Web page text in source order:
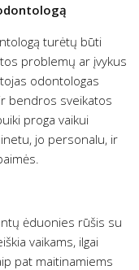
turėtų būti
problemų ar įvykus
odontologas
bendros sveikatos
proga vaikui
jo personalu, ir
ėduonies rūšis su
vaikams, ilgai
pat maitinamiems